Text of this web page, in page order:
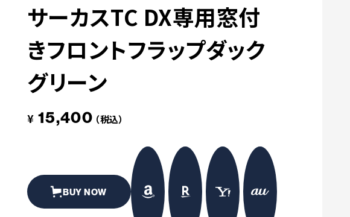
# LEATHER
サーカスTC DX専用窓付
きフロントフラップダック
グリーン
¥ 15,400 （税込）
BUY NOW